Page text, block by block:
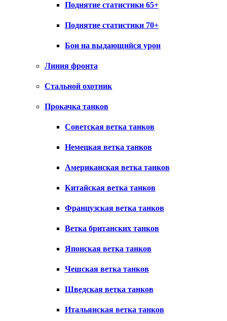
Поднятие статистики 65+
Поднятие статистики 70+
Бои на выдающийся урон
Линия фронта
Стальной охотник
Прокачка танков
Советская ветка танков
Немецкая ветка танков
Американская ветка танков
Китайская ветка танков
Французская ветка танков
Ветка британских танков
Японская ветка танков
Чешская ветка танков
Шведская ветка танков
Итальянская ветка танков